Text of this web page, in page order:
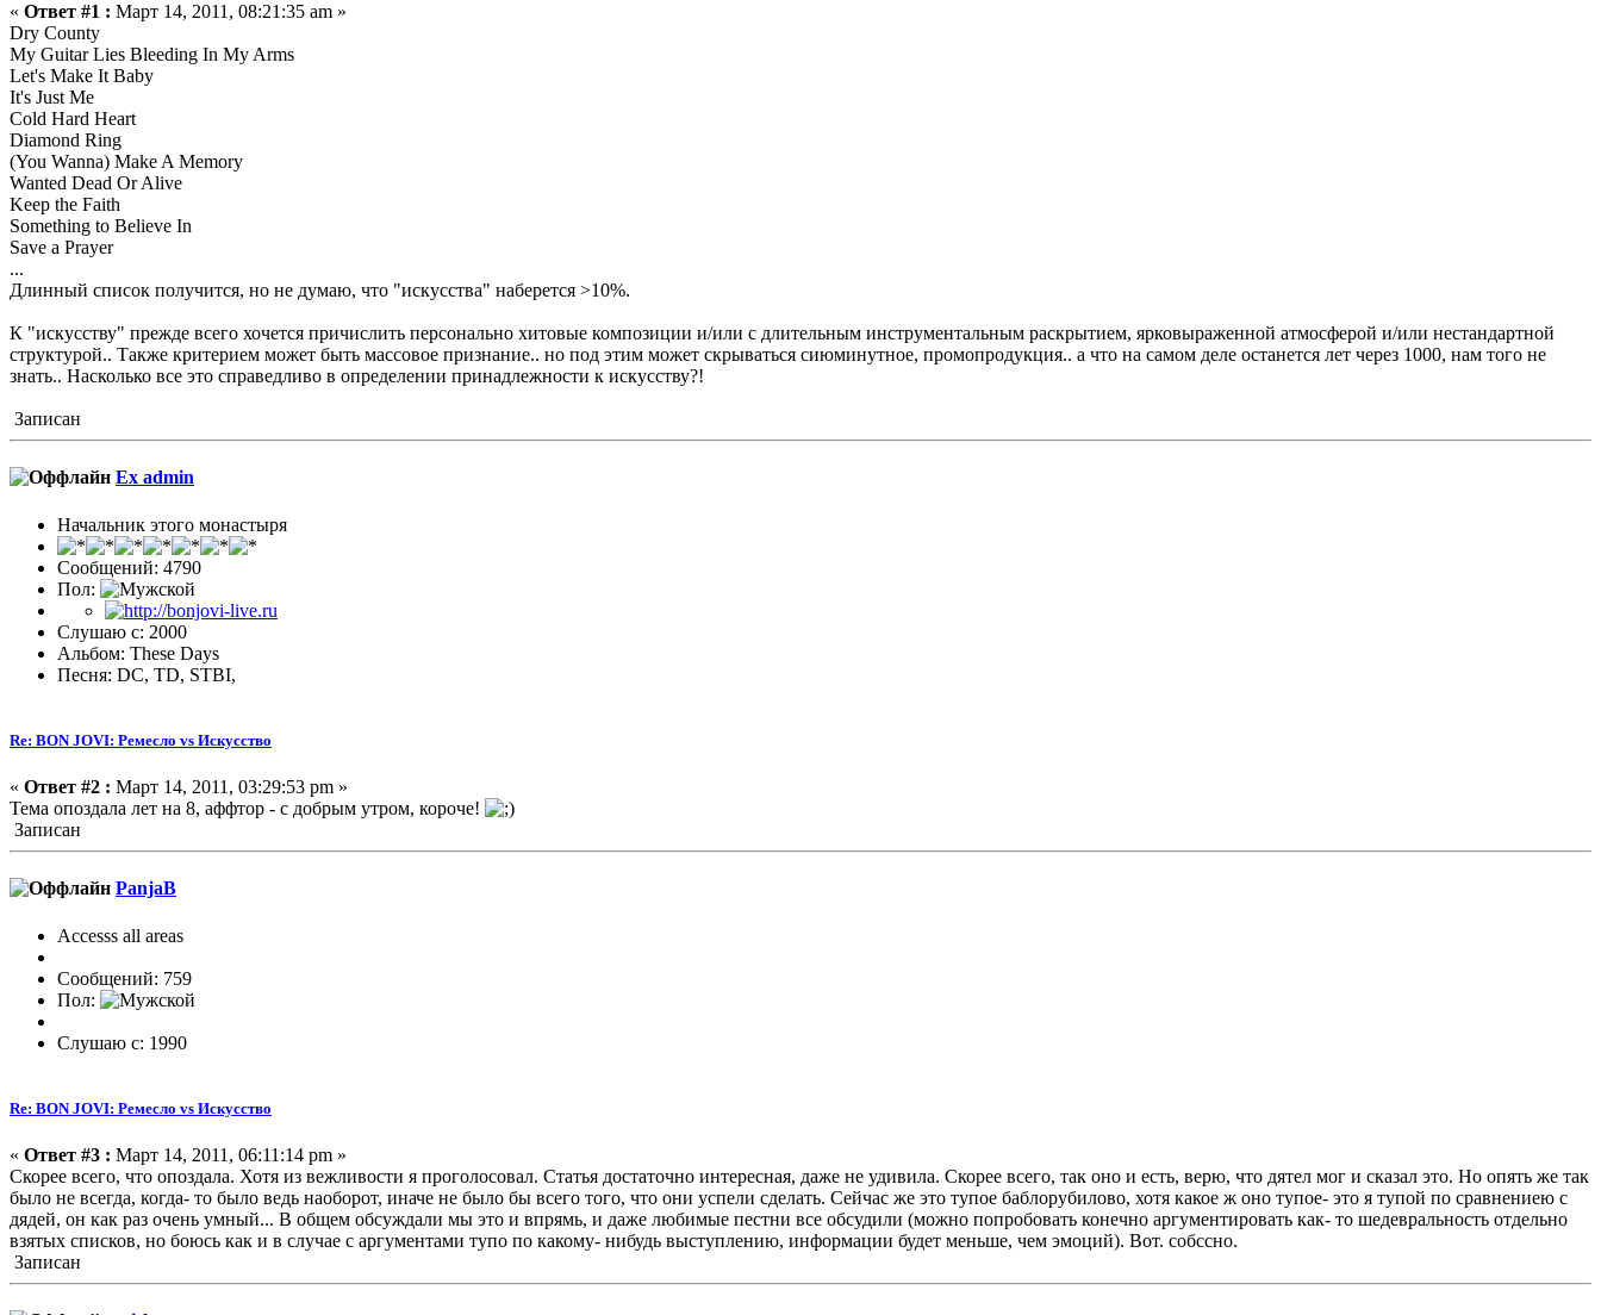
« Ответ #1 : Март 14, 2011, 08:21:35 am »
Dry County
My Guitar Lies Bleeding In My Arms
Let's Make It Baby
It's Just Me
Cold Hard Heart
Diamond Ring
(You Wanna) Make A Memory
Wanted Dead Or Alive
Keep the Faith
Something to Believe In
Save a Prayer
...
Длинный список получится, но не думаю, что "искусства" наберется >10%.
К "искусству" прежде всего хочется причислить персонально хитовые композиции и/или с длительным инструментальным раскрытием, ярковыраженной атмосферой и/или нестандартной
структурой.. Также критерием может быть массовое признание.. но под этим может скрываться сиюминутное, промопродукция.. а что на самом деле останется лет через 1000, нам того не
знать.. Насколько все это справедливо в определении принадлежности к искусству?!
Записан
Ex admin
Начальник этого монастыря
Сообщений: 4790
Пол:
Слушаю с: 2000
Альбом: These Days
Песня: DC, TD, STBI,
Re: BON JOVI: Ремесло vs Искусство
« Ответ #2 : Март 14, 2011, 03:29:53 pm »
Тема опоздала лет на 8, аффтор - с добрым утром, короче!
Записан
PanjaB
Accesss all areas
Сообщений: 759
Пол:
Слушаю с: 1990
Re: BON JOVI: Ремесло vs Искусство
« Ответ #3 : Март 14, 2011, 06:11:14 pm »
Скорее всего, что опоздала. Хотя из вежливости я проголосовал. Статья достаточно интересная, даже не удивила. Скорее всего, так оно и есть, верю, что дятел мог и сказал это. Но опять же так
было не всегда, когда- то было ведь наоборот, иначе не было бы всего того, что они успели сделать. Сейчас же это тупое баблорубилово, хотя какое ж оно тупое- это я тупой по сравнениею с
дядей, он как раз очень умный... В общем обсуждали мы это и впрямь, и даже любимые пестни все обсудили (можно попробовать конечно аргументировать как- то шедевральность отдельно
взятых списков, но боюсь как и в случае с аргументами тупо по какому- нибудь выступлению, информации будет меньше, чем эмоций). Вот. собссно.
Записан